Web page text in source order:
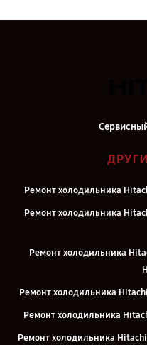
Ремонт холодильника
Ремонт холодильника
Ремонт холодильника
Ремонт холодильника Hitachi
Ремонт холодильника
Ремонт холодильника Hitachi